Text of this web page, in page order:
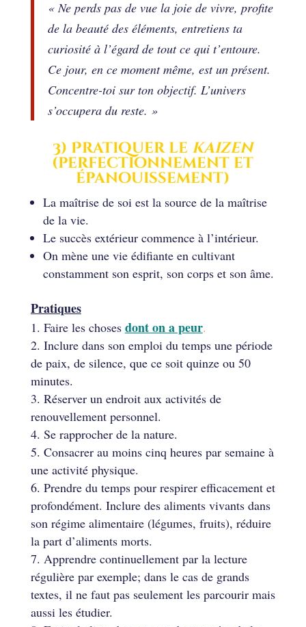
« Ne perds pas de vue la joie de vivre, profite
de la beauté des éléments, entretiens ta
curiosité à l’égard de tout ce qui t’entoure.
Ce jour, en ce moment même, est un présent.
Concentre-toi sur ton objectif. L’univers
s’occupera du reste. »
3) Pratiquer le kaizen
(perfectionnement et
épanouissement)
La maîtrise de soi est la source de la maîtrise
de la vie.
Le succès extérieur commence à l’intérieur.
On mène une vie édifiante en cultivant
constamment son esprit, son corps et son âme.
Pratiques
Faire les choses dont on a peur.
Inclure dans son emploi du temps une période
de paix, de silence, que ce soit quinze ou 50
minutes.
Réserver un endroit aux activités de
renouvellement personnel.
Se rapprocher de la nature.
Consacrer au moins cinq heures par semaine à
une activité physique.
Prendre du temps pour respirer efficacement et
profondément. Inclure des aliments vivants dans
son régime alimentaire (légumes, fruits), réduire
la part d’aliments morts.
Apprendre continuellement par la lecture
régulière par exemple; dans le cas de grands
textes, il ne faut pas seulement les parcourir mais
aussi les étudier.